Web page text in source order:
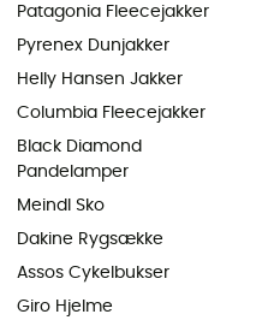
Patagonia Fleecejakker
Pyrenex Dunjakker
Helly Hansen Jakker
Columbia Fleecejakker
Black Diamond
Pandelamper
Meindl Sko
Dakine Rygsække
Assos Cykelbukser
Giro Hjelme